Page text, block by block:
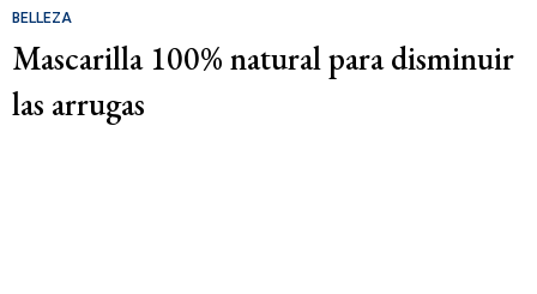
BELLEZA
Mascarilla 100% natural para disminuir
las arrugas